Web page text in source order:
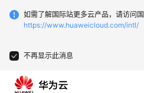
如需了解国际站更多云产品，请访问国
https://www.huaweicloud.com/intl/
不再显示此消息